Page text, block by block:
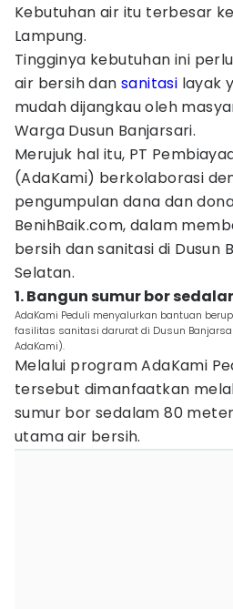
Kebutuhan air itu terbesar
Lampung.
Tingginya kebutuhan ini
air bersih dansanitasi layak
mudah dijangkau oleh
Warga Dusun Banjarsari.
Merujuk hal itu, PT
(AdaKami) berkolaborasi
pengumpulan dana dan
BenihBaik.com, dalam
bersih dan sanitasi di Dusun
Selatan.
1. Bangun sumur bor
AdaKami Peduli menyalurkan bantuan
fasilitas sanitasi darurat di Dusun
AdaKami).
Melalui program AdaKami
tersebut dimanfaatkan
sumur bor sedalam 80
utama air bersih.